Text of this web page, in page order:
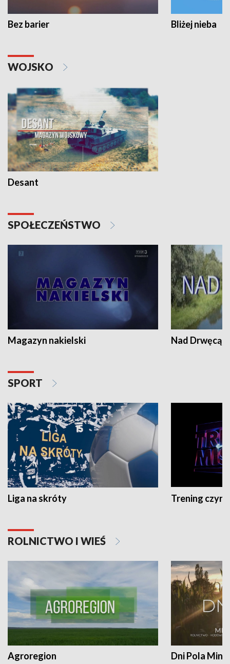
Bez barier Bliżej nieba
WOJSKO
Desant
SPOŁECZEŃSTWO
Magazyn nakielski Nad Drwęcą
SPORT
Liga na skróty Trening czyni
ROLNICTWO I WIEŚ
Agroregion Dni Pola